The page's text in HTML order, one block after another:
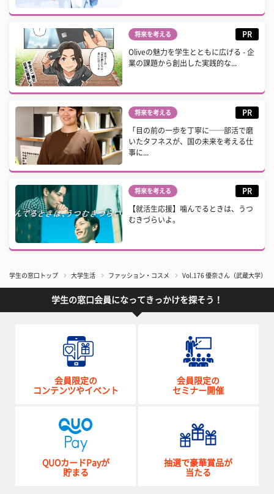
将来を考える PR
Oliveの魅力を学生とともに広げる - 企
業の課題から創出した実践的な...
将来を考える PR
「目の前の一歩を丁寧に──部活で磨
いたタフネスが、国の未来を考える仕
事に...
将来を考える PR
【就活生応援】噛んでるときは、うつ
むきづらいよ。
学生の窓口トップ 大学生活 ファッション・コスメ Vol.176 優奈さん（武蔵大学）
学生の窓口会員になってきっかけを探そう！
会員限定の
コンテンツやイベント
会員限定の
セミナー開催
QUOカードPayが
貯まる
抽選で豪華賞品が
当たる